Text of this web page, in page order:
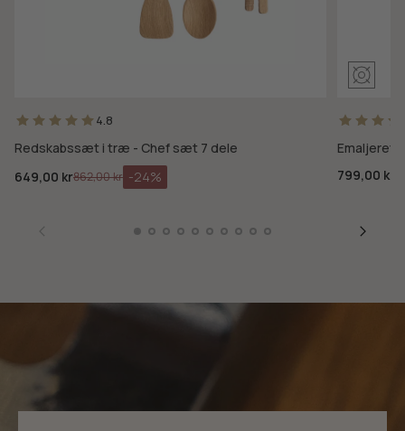
4.8
Redskabssæt i træ - Chef sæt 7 dele
649,00 kr862,00 kr -24%
Emaljeret
799,00 kr